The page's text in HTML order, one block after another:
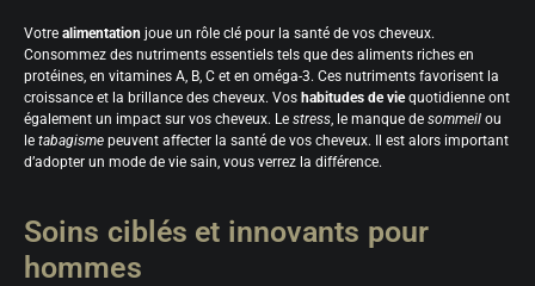
Votre alimentation joue un rôle clé pour la santé de vos cheveux.
Consommez des nutriments essentiels tels que des aliments riches en
protéines, en vitamines A, B, C et en oméga-3. Ces nutriments favorisent la
croissance et la brillance des cheveux. Vos habitudes de viequotidienne ont
également un impact sur vos cheveux. Le stress , le manque de sommeil ou
le tabagisme peuvent affecter la santé de vos cheveux. Il est alors important
d’adopter un mode de vie sain, vous verrez la différence.
Soins ciblés et innovants pour
hommes